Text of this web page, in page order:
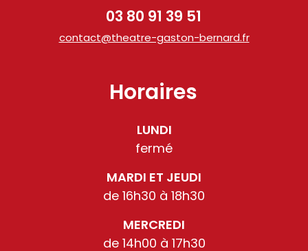
03 80 91 39 51
contact@theatre-gaston-bernard.fr
Horaires
LUNDI
fermé
MARDI ET JEUDI
de 16h30 à 18h30
MERCREDI
de 14h00 à 17h30